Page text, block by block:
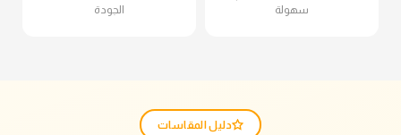
سهولة
الجودة
دليل المقاسات